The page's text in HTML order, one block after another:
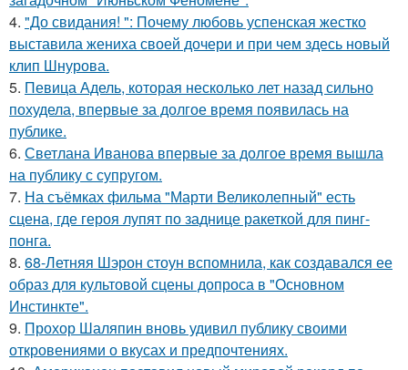
4. "До свидания! ": Почему любовь успенская жестко
выставила жениха своей дочери и при чем здесь новый
клип Шнурова.
5. Певица Адель, которая несколько лет назад сильно
похудела, впервые за долгое время появилась на
публике.
6. Светлана Иванова впервые за долгое время вышла
на публику с супругом.
7. На съёмках фильма "Марти Великолепный" есть
сцена, где героя лупят по заднице ракеткой для пинг-
понга.
8. 68-Летняя Шэрон стоун вспомнила, как создавался ее
образ для культовой сцены допроса в "Основном
Инстинкте".
9. Прохор Шаляпин вновь удивил публику своими
откровениями о вкусах и предпочтениях.